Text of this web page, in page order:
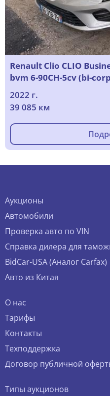
Renault Clio CLIO
bvm 6-90CH-5cv (bi-
2022 г.
39 085 км
Аукционы
Автомобили
Проверка авто по VIN
Справка дилера для
BidCar-USA (Аналог Carfax)
Авто из Китая
О нас
Тарифы
Контакты
Техподдержка
Договор публичной
Типы аукционов